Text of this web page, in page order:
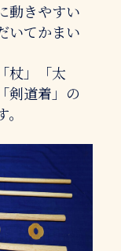
動きやすい
いてかまい
杖」「太
剣道着」の